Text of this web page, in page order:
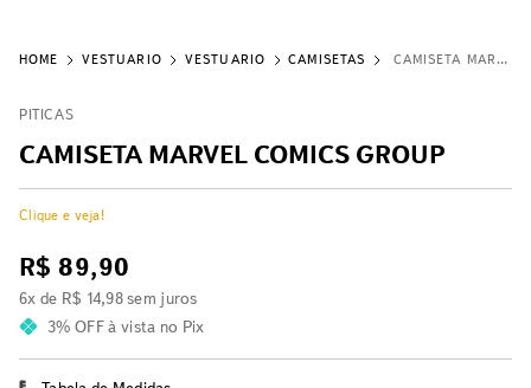
VESTUÁRIO VESTUÁRIO CAMISETAS CAMISETA MARVEL COMICS GROUP
PITICAS
CAMISETA MARVEL COMICS GROUP
Clique e veja!
R$ 89,90
6x de R$ 14,98sem juros
3% OFFà vista no Pix